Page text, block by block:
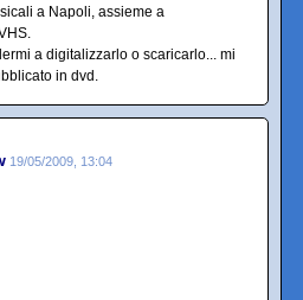
a Napoli, assieme a
a digitalizzarlo o scaricarlo... mi
in dvd.
19/05/2009, 13:04